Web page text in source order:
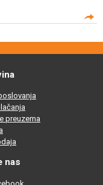
preuzema
nas